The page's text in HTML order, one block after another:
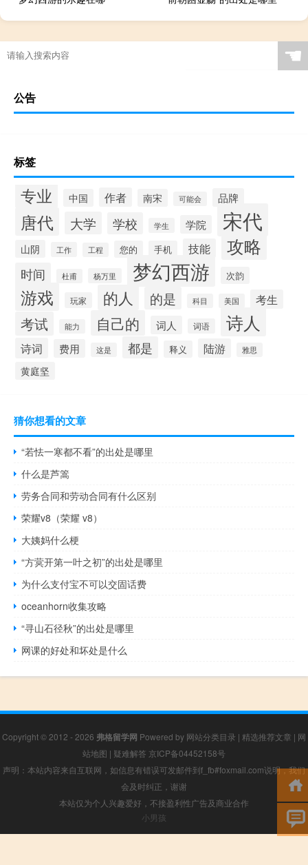
☚
公告
标签
专业 中国 作者 南宋 可能会 品牌
唐代 大学 学校 学生 学院 宋代
山阴 工作 工程 您的 手机 技能 攻略
时间 杜甫 杨万里 梦幻西游 次韵
游戏 玩家 的人 的是 科目 美国 考生
考试 能力 自己的 词人 词语 诗人
诗词 费用 这是 都是 释义 陆游 雅思
黄庭坚
猜你想看的文章
“若怯一寒都不看”的出处是哪里
什么是芦篙
劳务合同和劳动合同有什么区别
荣耀v8（荣耀 v8）
大姨妈什么梗
“方蓂开第一叶之初”的出处是哪里
为什么支付宝不可以交固话费
oceanhorn收集攻略
“寻山石径秋”的出处是哪里
网课的好处和坏处是什么
Copyright © 2012 - 2026 弗格留学网 Powered by 网站分类目录 | 精选推荐文章 | 网
站地图 | 疑难解答 京ICP备04452158号
声明：本站内容来自互联网，如信息有错误可发邮件到f_fb#foxmail.com说明，我们
会及时纠正，谢谢
本站仅为个人兴趣爱好，不接盈利性广告及商业合作
小男孩